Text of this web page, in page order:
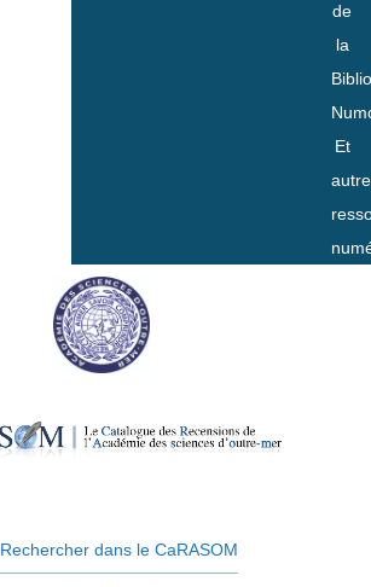
de
la
Et
Rechercher dans le CaRASOM